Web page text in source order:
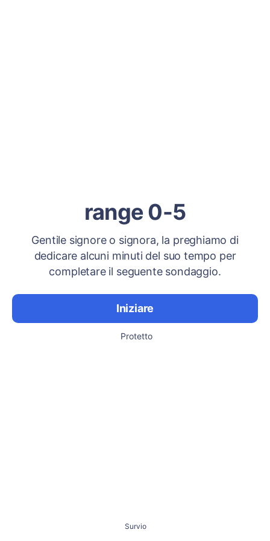
range 0-5
Gentile signore o signora, la preghiamo di
dedicare alcuni minuti del suo tempo per
completare il seguente sondaggio.
Iniziare
Protetto
Survio